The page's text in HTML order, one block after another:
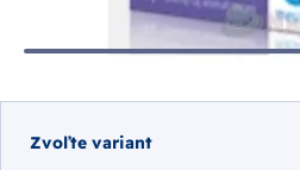
Zvoľte variant